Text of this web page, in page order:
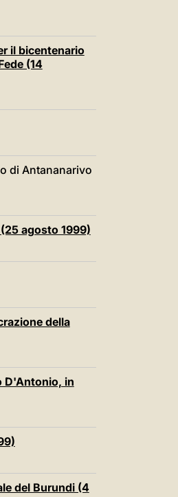
il bicentenario
(14
di Antananarivo
agosto 1999)
della
D'Antonio, in
del Burundi (4